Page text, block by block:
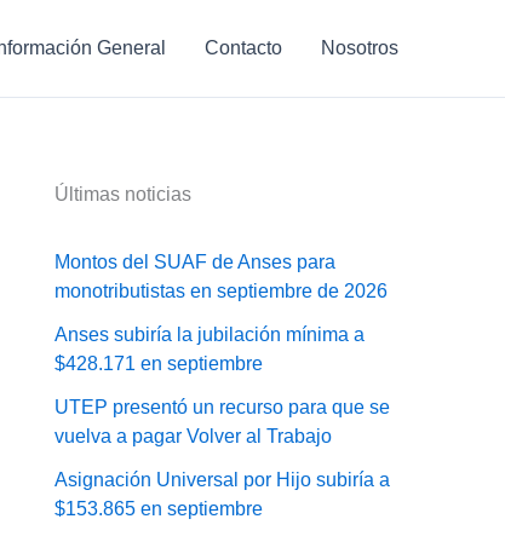
General Contacto Nosotros
Últimas noticias
Montos del SUAF de Anses para
monotributistas en septiembre de 2026
Anses subiría la jubilación mínima a
$428.171 en septiembre
UTEP presentó un recurso para que se
vuelva a pagar Volver al Trabajo
Asignación Universal por Hijo subiría a
$153.865 en septiembre